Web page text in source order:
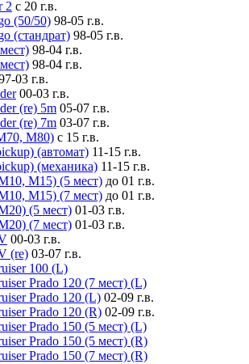
2 с 20 г.в.
(50/50) 98-05 г.в.
(стандрат) 98-05 г.в.
98-04 г.в.
98-04 г.в.
03 г.в.
00-03 г.в.
(re) 5m 05-07 г.в.
(re) 7m 03-07 г.в.
M80) с 15 г.в.
(автомат) 11-15 г.в.
(механика) 11-15 г.в.
M15) (5 мест) до 01 г.в.
M15) (7 мест) до 01 г.в.
(5 мест) 01-03 г.в.
(7 мест) 01-03 г.в.
00-03 г.в.
(re) 03-07 г.в.
100 (L)
Prado 120 (7 мест) (L)
Prado 120 (L) 02-09 г.в.
Prado 120 (R) 02-09 г.в.
Prado 150 (5 мест) (L)
Prado 150 (5 мест) (R)
Prado 150 (7 мест) (R)